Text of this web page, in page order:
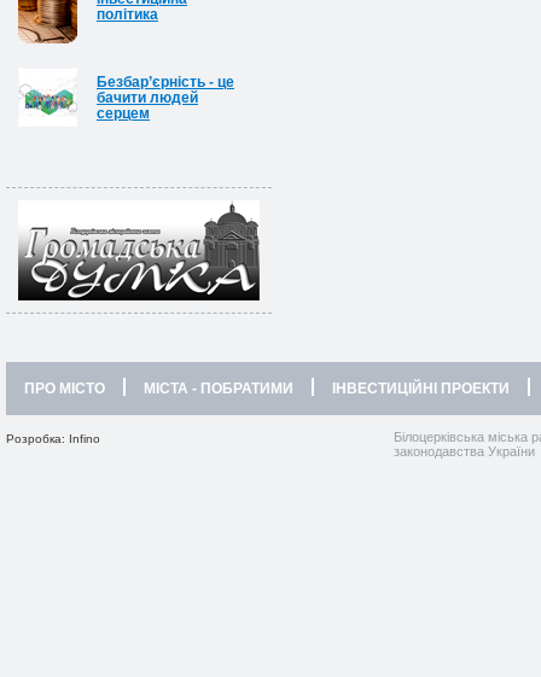
політика
Безбар’єрність - це
бачити людей
серцем
ПРО МІСТО МІСТА - ПОБРАТИМИ ІНВЕСТИЦІЙНІ ПРОЕКТИ
Розробка: Infino
Білоцерківська міська
законодавства України